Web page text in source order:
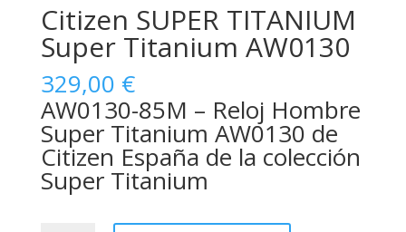
Citizen SUPER TITANIUM
Super Titanium AW0130
329,00 €
AW0130-85M – Reloj Hombre
Super Titanium AW0130 de
Citizen España de la colección
Super Titanium